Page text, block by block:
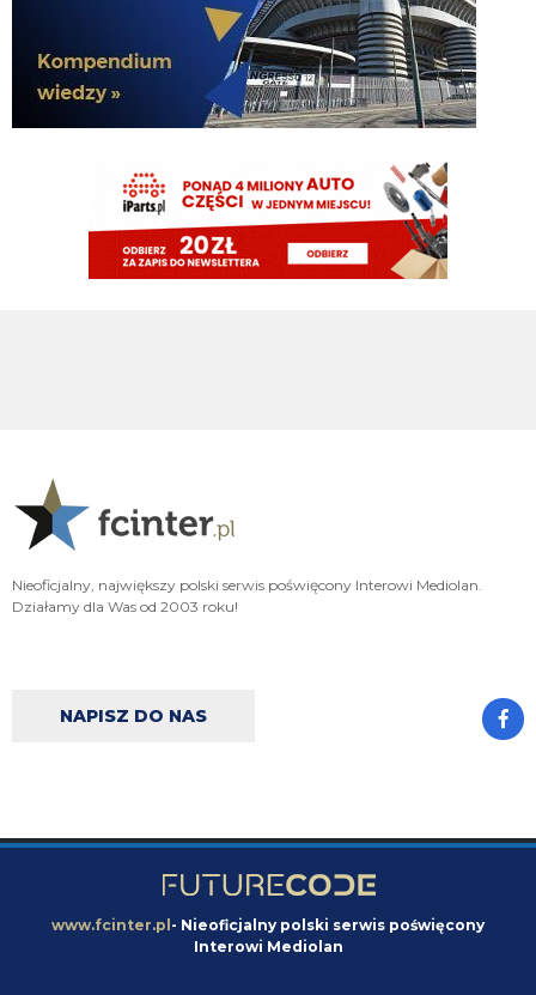
Chłop ma 37 lat jedyne co może urwać to nife albo ahillesa
Rafi23 08.08.2026 21:15
Oglądam PSV, Perisic dupy nie urywa
Dołożę do wahadłowego😃
08.08.2026 18:56
Piotrek na co wydasz te pieniądze?
robi więcej w kilka minut niż LH przez cały pobyt w Interze
Cyrax
08.08.2026 17:30
Orzeu
i jak tam ten meczyk dzisiaj wyglądał?
Chuchu 08.08.2026 16:36
Z kim się Inter dziś dogadał?
Nieoficjalny, największy polski serwis poświęcony Interowi Mediolan.
Działamy dla Was od 2003 roku!
NAPISZ DO NAS
www.fcinter.pl - Nieoficjalny polski serwis poświęcony
Interowi Mediolan